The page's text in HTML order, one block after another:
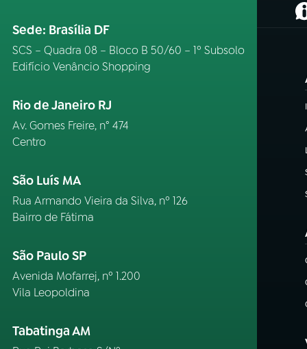
Sede: Brasília DF
SCS – Quadra 08 – Bloco B 50/60 – 1º Subsolo
Edifício Venâncio Shopping
Rio de Janeiro RJ
Av. Gomes Freire, n° 474
Centro
São Luís MA
Rua Armando Vieira da Silva, nº 126
Bairro de Fátima
São Paulo SP
Avenida Mofarrej, nº 1.200
Vila Leopoldina
Tabatinga AM